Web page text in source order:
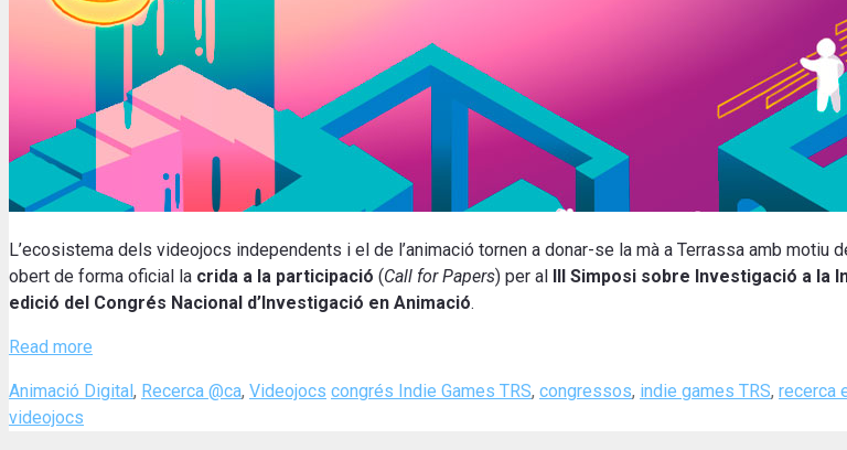
L’ecosistema dels videojocs independents i el de l’animació tornen a donar-se la mà a Terrassa amb motiu
obert de forma oficial la crida a la participació (Call for Papers) per al III Simposi sobre Investigació a la
edició del Congrés Nacional d’Investigació en Animació.
Read more
Categories
Animació Digital, Recerca @ca, Videojocs Tags
congrés Indie Games TRS, congressos, indie games TRS, recerca
videojocs